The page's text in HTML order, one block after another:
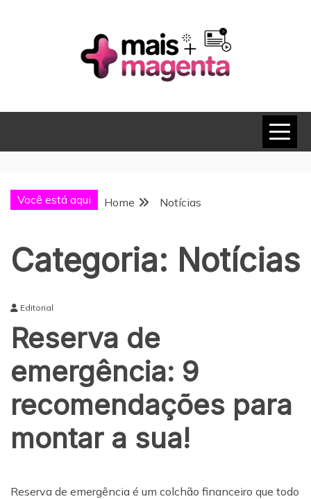
MAIS MAGENTA
Você está aqui Home Notícias
Categoria: Notícias
Editorial
Reserva de
emergência: 9
recomendações para
montar a sua!
Reserva de emergência é um colchão financeiro que todo